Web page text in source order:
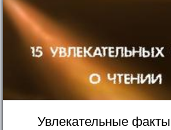
Увлекательные